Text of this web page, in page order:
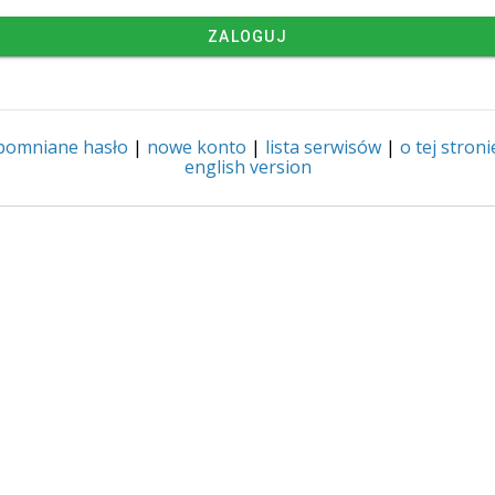
ZALOGUJ
hasło | nowe konto | lista serwisów | o tej
english version